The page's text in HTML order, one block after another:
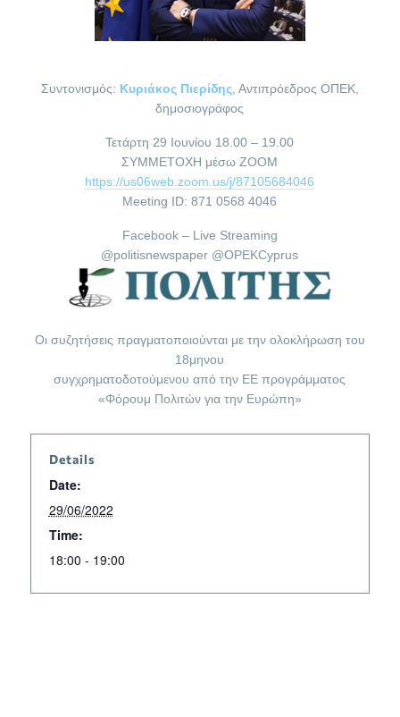
Συντονισμός: Κυριάκος Πιερίδης, Αντιπρόεδρος ΟΠΕΚ,
δημοσιογράφος
Τετάρτη 29 Ιουνίου 18.00 – 19.00
ΣΥΜΜΕΤΟΧΗ μέσω ZOOM
https://us06web.zoom.us/j/87105684046
Meeting ID: 871 0568 4046
Facebook – Live Streaming
@politisnewspaper @OPEKCyprus
Οι συζητήσεις πραγματοποιούνται με την ολοκλήρωση του
18μηνου
συγχρηματοδοτούμενου από την ΕΕ προγράμματος
«Φόρουμ Πολιτών για την Ευρώπη»
Details
Date:
29/06/2022
Time:
18:00 - 19:00